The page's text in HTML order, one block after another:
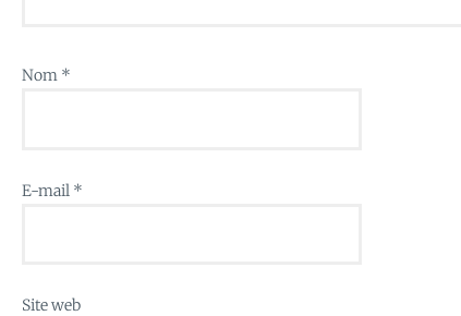
Nom *
E-mail *
Site web